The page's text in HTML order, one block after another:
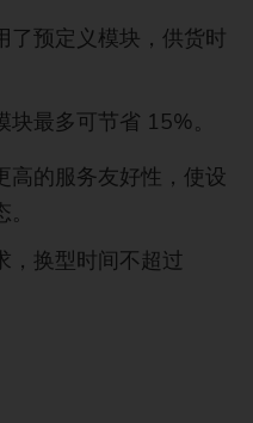
预定义模块，供货时
最多可节省 15%。
高的服务友好性，使设
，换型时间不超过